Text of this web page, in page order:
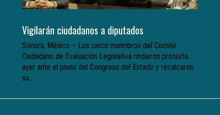
Vigilarán ciudadanos a diputados
Sonora, México – Los cinco miembros del Comité
Ciudadano de Evaluación Legislativa rindieron protesta
ayer ante el pleno del Congreso del Estado y recalcaron
su...